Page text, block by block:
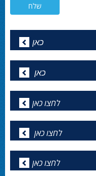
כאן
כאן
לחצו כאן
לחצו כאן
לחצו כאן